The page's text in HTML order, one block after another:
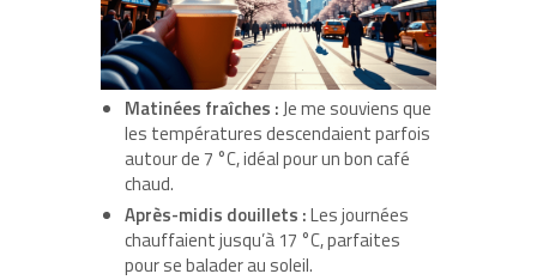
Matinées fraîches :Je me souviens que
les températures descendaient parfois
autour de 7 °C, idéal pour un bon café
chaud.
Après-midis douillets :Les journées
chauffaient jusqu’à 17 °C, parfaites
pour se balader au soleil.